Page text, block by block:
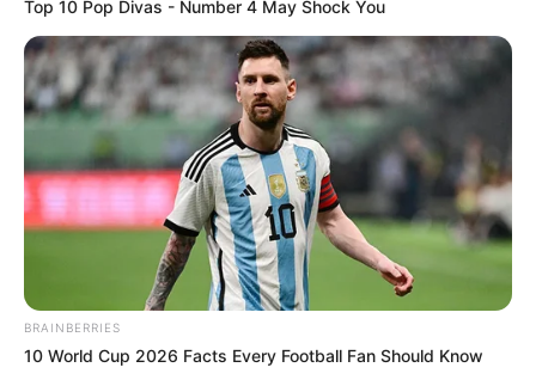
Perjalanan Dua Remaja Melakukan Aborsi
Baca selengkapnya
Namun dari semua persoalan diagnosis itu, Glass lebih memilih
Top 10 Pop Divas - Number 4 May Shock You
BRAINBERRIES
10 World Cup 2026 Facts Every Football Fan Should Know